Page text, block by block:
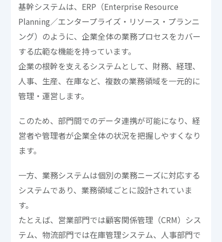
基幹システムは、ERP（Enterprise Resource
Planning／エンタープライズ・リソース・プランニ
ング）のように、企業全体の業務プロセスをカバー
する広範な機能を持っています。
企業の根幹を支えるシステムとして、財務、経理、
人事、生産、在庫など、複数の業務領域を一元的に
管理・運営します。
このため、部門間でのデータ連携が可能になり、経
営者や管理者が企業全体の状況を把握しやすくなり
ます。
一方、業務システムは個別の業務ニーズに対応する
システムであり、業務領域ごとに設計されていま
す。
たとえば、営業部門では顧客関係管理（CRM）シス
テム、物流部門では在庫管理システム、人事部門で